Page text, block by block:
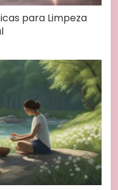
para Limpeza